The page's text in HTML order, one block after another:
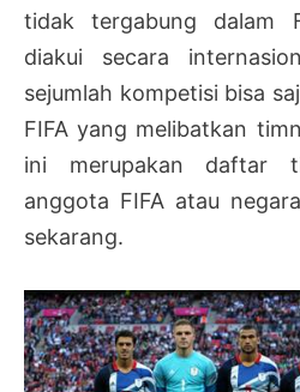
tidak tergabung dalam
diakui secara
sejumlah kompetisi bisa
FIFA yang melibatkan
ini merupakan daftar
anggota FIFA atau
sekarang.